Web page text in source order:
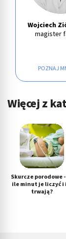
Wojciech
magister
POZNAJ
Więcej z
Skurcze porodowe
ile minut je liczyć i
trwają?